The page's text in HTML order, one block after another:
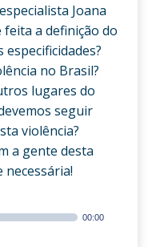
Joana
feita a definição do
especificidades?
no Brasil?
lugares do
seguir
violência?
a gente desta
00:00